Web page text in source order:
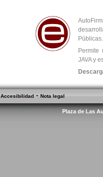
Públicas.
JAVA y
Accesibilidad - Nota legal
Plaza de Las